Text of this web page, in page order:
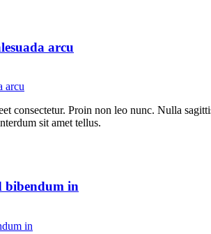
arcu
consectetur. Proin non leo nunc. Nulla
sit amet tellus.
bibendum in